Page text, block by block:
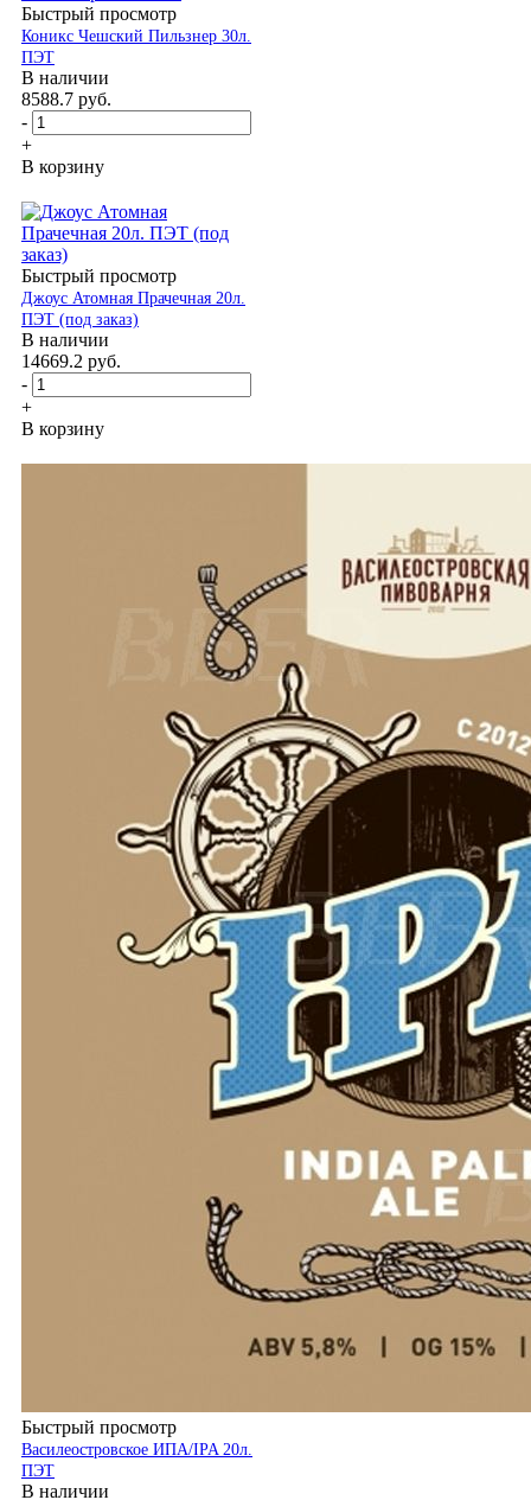
Быстрый просмотр
Коникс Чешский Пильзнер 30л.
ПЭТ
В наличии
8588.7 руб.
-
+
В корзину
Быстрый просмотр
Джоус Атомная Прачечная 20л.
ПЭТ (под заказ)
В наличии
14669.2 руб.
-
+
В корзину
Быстрый просмотр
Василеостровское ИПА/IPA 20л.
ПЭT
В наличии